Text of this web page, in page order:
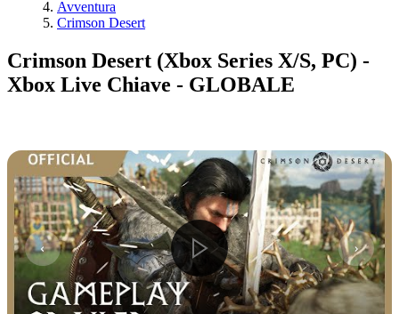
Avventura
Crimson Desert
Crimson Desert (Xbox Series X/S, PC) -
Xbox Live Chiave - GLOBALE